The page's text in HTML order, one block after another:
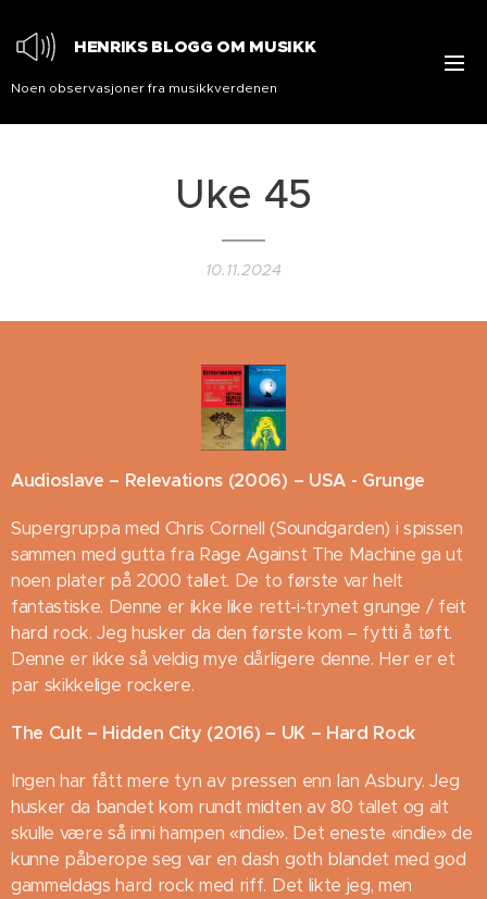
HENRIKS BLOGG OM MUSIKK
Noen observasjoner fra musikkverdenen
Uke 45
10.11.2024
Audioslave – Relevations (2006) – USA - Grunge
Supergruppa med Chris Cornell (Soundgarden) i spissen
sammen med gutta fra Rage Against The Machine ga ut
noen plater på 2000 tallet. De to første var helt
fantastiske. Denne er ikke like rett-i-trynet grunge / feit
hard rock. Jeg husker da den første kom – fytti å tøft.
Denne er ikke så veldig mye dårligere denne. Her er et
par skikkelige rockere.
The Cult – Hidden City (2016) – UK – Hard Rock
Ingen har fått mere tyn av pressen enn Ian Asbury. Jeg
husker da bandet kom rundt midten av 80 tallet og alt
skulle være så inni hampen «indie». Det eneste «indie» de
kunne påberope seg var en dash goth blandet med god
gammeldags hard rock med riff. Det likte jeg, men